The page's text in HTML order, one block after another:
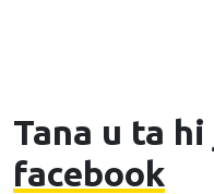
Tana u ta
facebook